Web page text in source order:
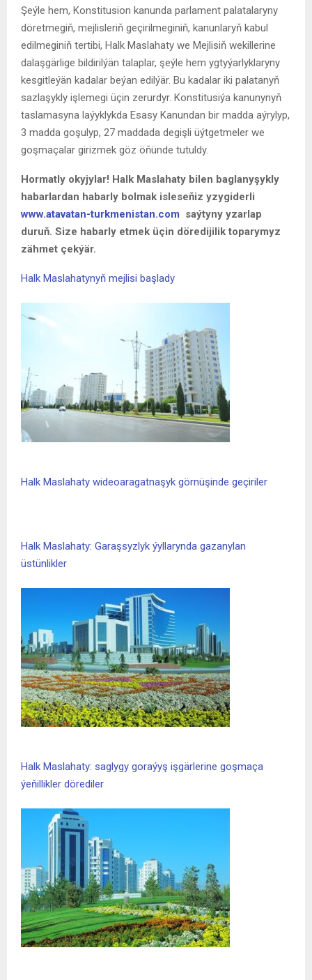
Şeýle hem, Konstitusion kanunda parlament palatalaryny
döretmegiň, mejlisleriň geçirilmeginiň, kanunlaryň kabul
edilmeginiň tertibi, Halk Maslahaty we Mejlisiň wekillerine
dalaşgärlige bildirilýän talaplar, şeýle hem ygtyýarlyklaryny
kesgitleýän kadalar beýan edilýär. Bu kadalar iki palatanyň
sazlaşykly işlemegi üçin zerurdyr. Konstitusiýa kanunynyň
taslamasyna laýyklykda Esasy Kanundan bir madda aýrylyp,
3 madda goşulyp, 27 maddada degişli üýtgetmeler we
goşmaçalar girizmek göz öňünde tutuldy.
Hormatly okyjylar! Halk Maslahaty bilen baglanyşykly
habarlardan habarly bolmak isleseňiz yzygiderli
www.atavatan-turkmenistan.com saýtyny yzarlap
duruň. Size habarly etmek üçin döredijilik toparymyz
zähmet çekýär.
Halk Maslahatynyň mejlisi başlady
Halk Maslahaty wideoaragatnaşyk görnüşinde geçiriler
Halk Maslahaty: Garaşsyzlyk ýyllarynda gazanylan
üstünlikler
Halk Maslahaty: saglygy goraýyş işgärlerine goşmaça
ýeňillikler dörediler